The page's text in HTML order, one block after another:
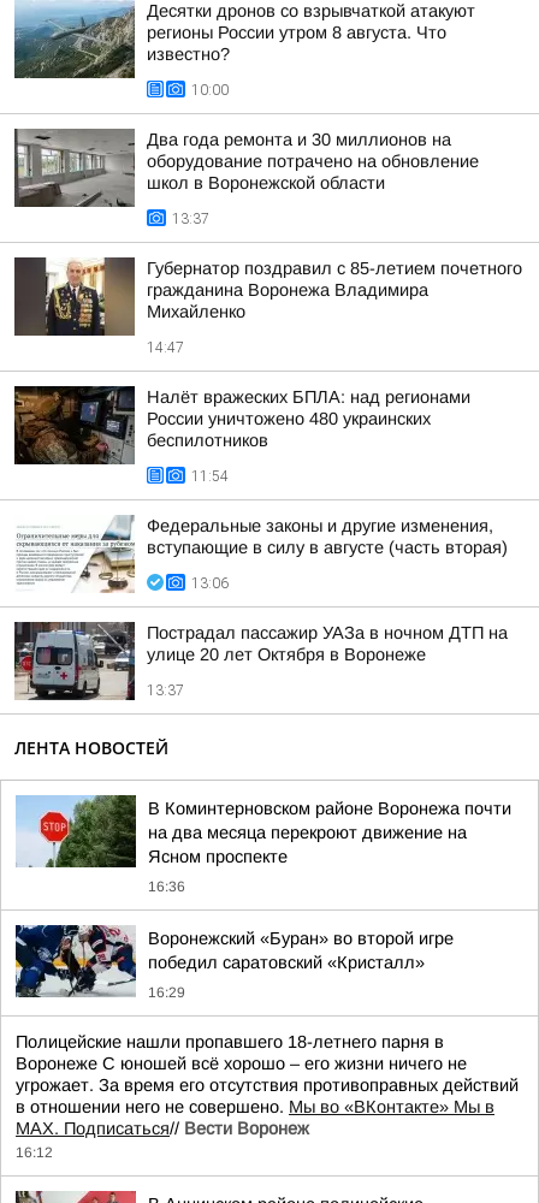
Десятки дронов со взрывчаткой атакуют
регионы России утром 8 августа. Что
известно?
10:00
Два года ремонта и 30 миллионов на
оборудование потрачено на обновление
школ в Воронежской области
13:37
Губернатор поздравил с 85-летием почетного
гражданина Воронежа Владимира
Михайленко
14:47
Налёт вражеских БПЛА: над регионами
России уничтожено 480 украинских
беспилотников
11:54
Федеральные законы и другие изменения,
вступающие в силу в августе (часть вторая)
13:06
Пострадал пассажир УАЗа в ночном ДТП на
улице 20 лет Октября в Воронеже
13:37
ЛЕНТА НОВОСТЕЙ
В Коминтерновском районе Воронежа почти
на два месяца перекроют движение на
Ясном проспекте
16:36
Воронежский «Буран» во второй игре
победил саратовский «Кристалл»
16:29
Полицейские нашли пропавшего 18-летнего парня в
Воронеже С юношей всё хорошо – его жизни ничего не
угрожает. За время его отсутствия противоправных действий
в отношении него не совершено. Мы во «ВКонтакте» Мы в
MAX. Подписаться// Вести Воронеж
16:12